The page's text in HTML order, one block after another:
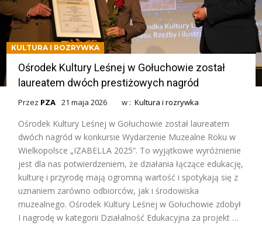
KULTURA I ROZRYWKA
Ośrodek Kultury Leśnej w Gołuchowie został
laureatem dwóch prestiżowych nagród
Przez PZA 21 maja 2026 w :Kultura i rozrywka
Ośrodek Kultury Leśnej w Gołuchowie został laureatem
dwóch nagród w konkursie Wydarzenie Muzealne Roku w
Wielkopolsce „IZABELLA 2025”. To wyjątkowe wyróżnienie
jest dla nas potwierdzeniem, że działania łączące edukację,
kulturę i przyrodę mają ogromną wartość i spotykają się z
uznaniem zarówno odbiorców, jak i środowiska
muzealnego. Ośrodek Kultury Leśnej w Gołuchowie zdobył
I nagrodę w kategorii Działalność Edukacyjna za projekt …